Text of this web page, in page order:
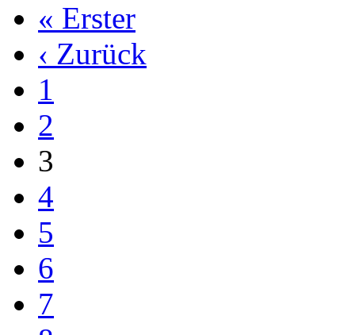
« Erster
‹ Zurück
1
2
3
4
5
6
7